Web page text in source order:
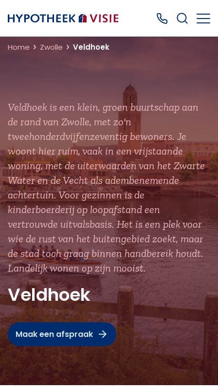
Terug naar home Bel ons: 0499
Home Zwolle Veldhoek
Veldhoek is een klein, groen buurtschap aan
de rand van Zwolle, met zo'n
tweehonderdvijfenzeventig bewoners. Je
woont hier ruim, vaak in een vrijstaande
woning, met de uiterwaarden van het Zwarte
Water en de Vecht als adembenemende
achtertuin. Voor gezinnen is de
kinderboerderij op loopafstand een
vertrouwde uitvalsbasis. Het is een plek voor
wie de rust van het buitengebied zoekt, maar
de stad toch graag binnen handbereik houdt.
Landelijk wonen op zijn mooist.
Veldhoek
Maak een afspraak